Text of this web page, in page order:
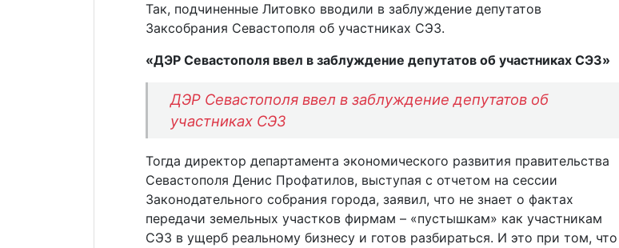
Так, подчиненные Литовко вводили в заблуждение депутатов
Заксобрания Севастополя об участниках СЭЗ.
«ДЭР Севастополя ввел в заблуждение депутатов об участниках СЭЗ»
ДЭР Севастополя ввел в заблуждение депутатов об
участниках СЭЗ
Тогда директор департамента экономического развития правительства
Севастополя Денис Профатилов, выступая с отчетом на сессии
Законодательного собрания города, заявил, что не знает о фактах
передачи земельных участков фирмам – «пустышкам» как участникам
СЭЗ в ущерб реальному бизнесу и готов разбираться. И это при том, что